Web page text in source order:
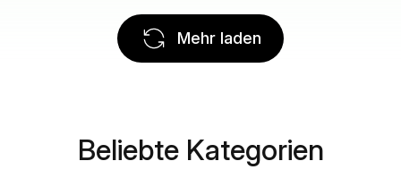
Mehr laden
Beliebte Kategorien